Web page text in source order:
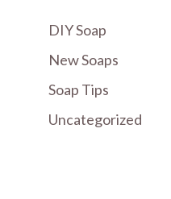
DIY Soap
New Soaps
Soap Tips
Uncategorized